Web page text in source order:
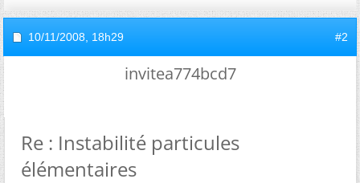
10/11/2008, 18h29 #2
invitea774bcd7
Re : Instabilité particules
élémentaires